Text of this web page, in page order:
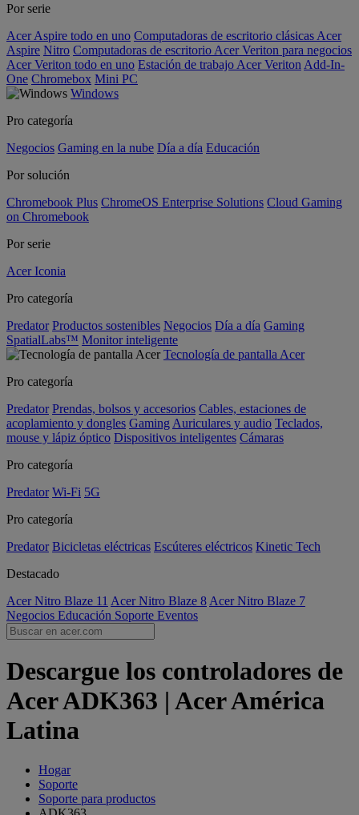
Por serie
Acer Aspire todo en uno Computadoras de escritorio clásicas Acer
Aspire Nitro Computadoras de escritorio Acer Veriton para negocios
Acer Veriton todo en uno Estación de trabajo Acer Veriton Add-In-
One Chromebox Mini PC
Windows
Pro categoría
Negocios Gaming en la nube Día a día Educación
Por solución
Chromebook Plus ChromeOS Enterprise Solutions Cloud Gaming
on Chromebook
Por serie
Acer Iconia
Pro categoría
Predator Productos sostenibles Negocios Día a día Gaming
SpatialLabs™ Monitor inteligente
Tecnología de pantalla Acer
Pro categoría
Predator Prendas, bolsos y accesorios Cables, estaciones de
acoplamiento y dongles Gaming Auriculares y audio Teclados,
mouse y lápiz óptico Dispositivos inteligentes Cámaras
Pro categoría
Predator Wi-Fi 5G
Pro categoría
Predator Bicicletas eléctricas Escúteres eléctricos Kinetic Tech
Destacado
Acer Nitro Blaze 11 Acer Nitro Blaze 8 Acer Nitro Blaze 7
Negocios Educación Soporte Eventos
Descargue los controladores de
Acer ADK363 | Acer América
Latina
Hogar
Soporte
Soporte para productos